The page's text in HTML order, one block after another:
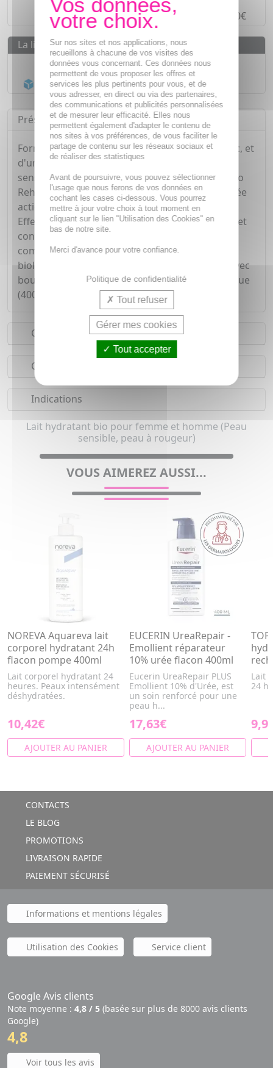
Paiement en4 fois sans frais à partir de 30€
La livraison
Livraison gratuite dès 55€
Acheminement Chronoposten 24h*
Présentation
Formulé ) nase de 15% d'Eau thermale de Jonzac, et
d'une formule lactée qui s'adapte à la peau
sensible. A l'efficacité prouvée, le lait corporel Bio
Rehydrate hydratela peau pour une longue durée
action longue durée. A l'eau thermale de Jonzac.
Effet immédiat et prolongé, redonne souplesse et
confort à la peau. Hypoallergénique, non
comédogène. Ingrédients issus de l'agriculture
biologique. Conditionnement : tube plastique avec
bouchon verseur (200 ml), flacon pompe plastique
(400 ml).
Conseils d'utilisation
Composition
Indications
Lait hydratant bio pour femme et homme (Peau
sensible, peau à rougeur)
VOUS AIMEREZ AUSSI...
NOREVA Aquareva lait
corporel hydratant 24h
flacon pompe 400ml
Lait corporel hydratant 24
heures. Peaux intensément
déshydratées.
10,42€
AJOUTER AU PANIER
EUCERIN UreaRepair -
Emollient réparateur
10% urée flacon 400ml
Eucerin UreaRepair PLUS
Emollient 10% d'Urée, est
un soin renforcé pour une
peau h...
17,63€
AJOUTER AU PANIER
Lait
24
CONTACTS
LE BLOG
PROMOTIONS
LIVRAISON RAPIDE
PAIEMENT SÉCURISÉ
Informations et mentions légales
Utilisation des Cookies Service client
Google Avis clients
Note moyenne : 4,8 / 5 (basée sur plus de 8000 avis clients
Google)
4,8
Voir tous les avis
Sur nos sites et nos applications, nous
recueillons à chacune de vos visites des
données vous concernant. Ces données nous
permettent de vous proposer les offres et
services les plus pertinents pour vous, et de
vous adresser, en direct ou via des partenaires,
des communications et publicités personnalisées
et de mesurer leur efficacité. Elles nous
permettent également d'adapter le contenu de
nos sites à vos préférences, de vous faciliter le
partage de contenu sur les réseaux sociaux et
de réaliser des statistiques
Avant de poursuivre, vous pouvez sélectionner
l'usage que nous ferons de vos données en
cochant les cases ci-dessous. Vous pourrez
mettre à jour votre choix à tout moment en
cliquant sur le lien "Utilisation des Cookies" en
bas de notre site.
Merci d'avance pour votre confiance.
Politique de confidentialité
Tout refuser
Gérer mes cookies
Tout accepter